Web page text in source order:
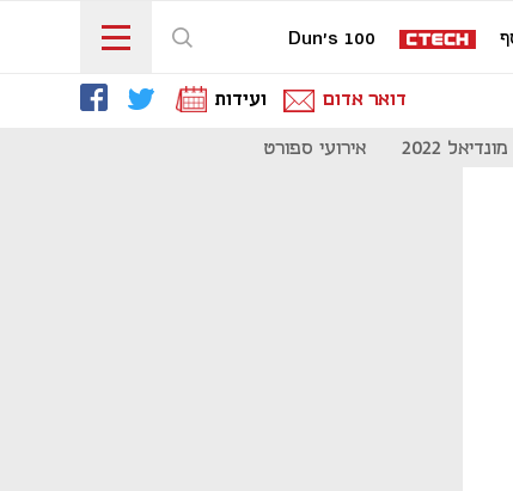
Dun's 100
דואר אדום ועידות
מונדיאל 2022 אירועי ספורט